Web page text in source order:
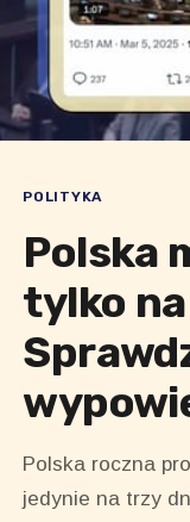
POLITYKA
Polska
tylko
Polska roczna
jedynie na trzy